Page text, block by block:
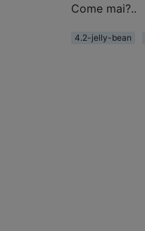
Come mai?..
4.2-jelly-bean